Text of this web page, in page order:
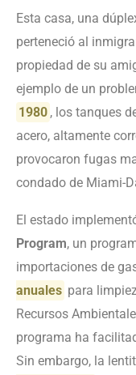
Esta casa, una
perteneció al
propiedad de su
ejemplo de un
1980 , los tanques
acero, altamente
provocaron fugas
condado de Miami-
El estado
Program, un
importaciones de
anuales para
Recursos
programa ha
Sin embargo, la